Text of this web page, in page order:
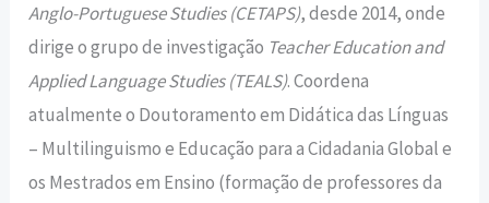
Anglo-Portuguese Studies (CETAPS), desde 2014, onde
dirige o grupo de investigação Teacher Education and
Applied Language Studies (TEALS). Coordena
atualmente o Doutoramento em Didática das Línguas
– Multilinguismo e Educação para a Cidadania Global e
os Mestrados em Ensino (formação de professores da